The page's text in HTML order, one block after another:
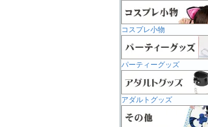
コスプレ小物
パーティーグッズ
アダルトグッズ